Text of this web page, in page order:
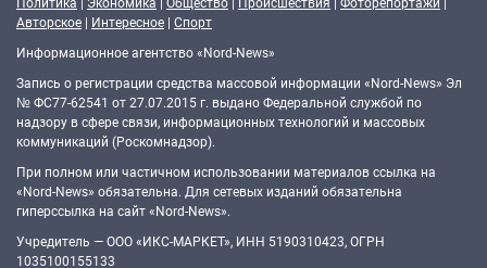
Авторское | Интересное | Спорт
Информационное агентство «Nord-News»
Запись о регистрации средства массовой информации «Nord-News» Эл
№ ФС77-62541 от 27.07.2015 г. выдано Федеральной службой по
надзору в сфере связи, информационных технологий и массовых
коммуникаций (Роскомнадзор).
При полном или частичном использовании материалов ссылка на
«Nord-News» обязательна. Для сетевых изданий обязательна
гиперссылка на сайт «Nord-News».
Учредитель — ООО «ИКС-МАРКЕТ», ИНН 5190310423, ОГРН
1035100155133